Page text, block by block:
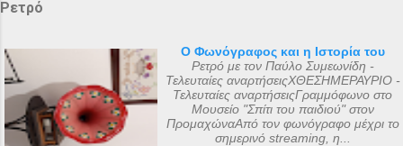
Ρετρό
Ο Φωνόγραφος και η Ιστορία του
Ρετρό με τον Παύλο Συμεωνίδη -
Τελευταίες αναρτήσειςΧΘΕΣΗΜΕΡΑΥΡΙΟ -
Τελευταίες αναρτήσειςΓραμμόφωνο στο
Μουσείο "Σπίτι του παιδιού" στον
ΠρομαχώναΑπό τον φωνόγραφο μέχρι το
σημερινό streaming, η...